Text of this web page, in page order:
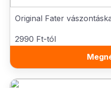
Original Fater
2990 Ft-tól